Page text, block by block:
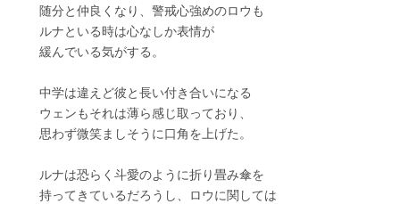
随分と仲良くなり、警戒心強めのロウも
ルナといる時は心なしか表情が
緩んでいる気がする。
中学は違えど彼と長い付き合いになる
ウェンもそれは薄ら感じ取っており、
思わず微笑ましそうに口角を上げた。
ルナは恐らく斗愛のように折り畳み傘を
持ってきているだろうし、ロウに関しては